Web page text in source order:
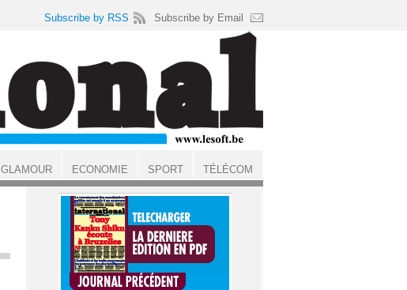
Subscribe by RSS Subscribe by Email
GLAMOUR ECONOMIE SPORT TÉLÉCOM